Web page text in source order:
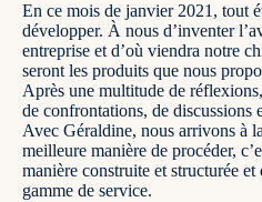
En ce mois de janvier 2021, tout
développer. À nous d’inventer
entreprise et d’où viendra notre
seront les produits que nous
Après une multitude de
de confrontations, de discussions
Avec Géraldine, nous arrivons à
meilleure manière de procéder,
manière construite et structurée et
gamme de service.